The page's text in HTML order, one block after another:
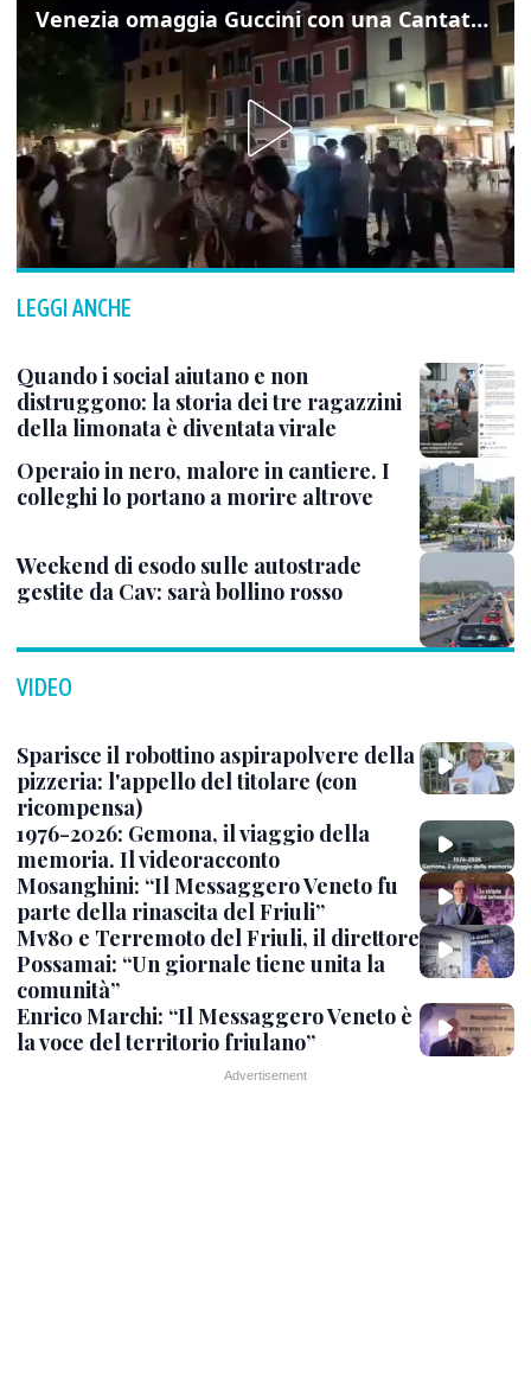
Venezia omaggia Guccini con una Cantata Anarchica in campo Santa Margherita
LEGGI ANCHE
Quando i social aiutano e non
distruggono: la storia dei tre ragazzini
della limonata è diventata virale
Operaio in nero, malore in cantiere. I
colleghi lo portano a morire altrove
Weekend di esodo sulle autostrade
gestite da Cav: sarà bollino rosso
VIDEO
Sparisce il robottino aspirapolvere della
pizzeria: l'appello del titolare (con
ricompensa)
1976-2026: Gemona, il viaggio della
memoria. Il videoracconto
Mosanghini: “Il Messaggero Veneto fu
parte della rinascita del Friuli”
Mv80 e Terremoto del Friuli, il direttore
Possamai: “Un giornale tiene unita la
comunità”
Enrico Marchi: “Il Messaggero Veneto è
la voce del territorio friulano”